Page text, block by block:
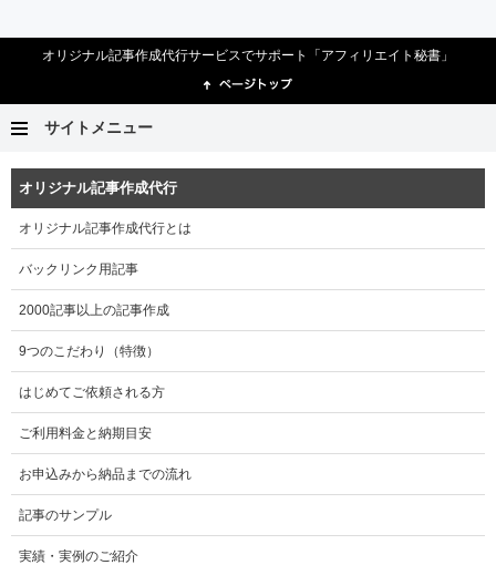
オリジナル記事作成代行サービスでサポート「アフィリエイト秘書」
サイトメニュー
オリジナル記事作成代行
オリジナル記事作成代行とは
バックリンク用記事
2000記事以上の記事作成
9つのこだわり（特徴）
はじめてご依頼される方
ご利用料金と納期目安
お申込みから納品までの流れ
記事のサンプル
実績・実例のご紹介